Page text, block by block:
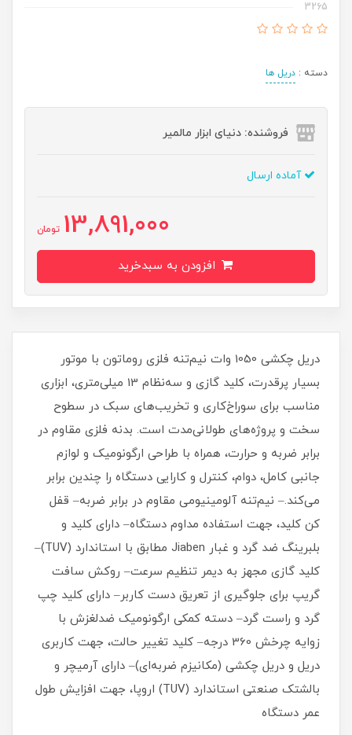
3265
دسته : دریل ها
فروشنده: دنیای ابزار مالمیر
آماده ارسال
13,891,000 تومان
دریل چکشی 1050 وات نیم‌تنه فلزی روماتون با موتور
بسیار پرقدرت، کلید گازی و سه‌نظام 13 میلی‌متری، ابزاری
مناسب برای سوراخ‌کاری و تخریب‌های سبک در سطوح
سخت و پروژه‌های طولانی‌مدت است. بدنه فلزی مقاوم در
برابر ضربه و حرارت، همراه با طراحی ارگونومیک و لوازم
جانبی کامل، دوام، کنترل و کارایی دستگاه را چندین برابر
می‌کند.– نیم‌تنه آلومینیومی مقاوم در برابر ضربه– قفل
کن کلید، جهت استفاده مداوم دستگاه– دارای کلید و
بلبرینگ ضد گرد و غبار Jiaben مطابق با استاندارد (TUV)–
کلید گازی مجهز به دیمر تنظیم سرعت– روکش سافت
گریپ برای جلوگیری از تعریق دست کاربر– دارای کلید چپ
گرد و راست گرد– دسته کمکی ارگونومیک ضدلغزش با
زوایه چرخش 360 درجه– کلید تغییر حالت، جهت کاربری
دریل و دریل چکشی (مکانیزم ضربه‌ای)– دارای آرمیچر و
بالشتک صنعتی استاندارد (TUV) اروپا، جهت افزایش طول
عمر دستگاه